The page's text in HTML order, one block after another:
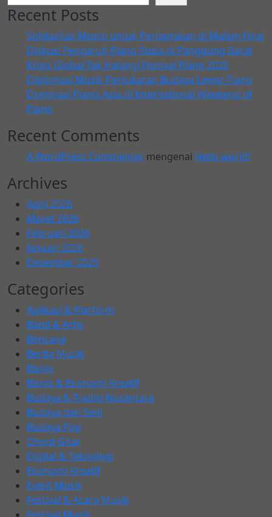
Recent Posts
Solidaritas Musisi untuk Perdamaian di Malam Final
Diskusi Pengaruh Piano Rusia di Panggung Barat
Krisis Global Tak Halangi Festival Piano 2026
Diplomasi Musik Pertukaran Budaya Lewat Piano
Dominasi Pianis Asia di International Weekend of
Piano
Recent Comments
A WordPress Commenter mengenai Hello world!
Archives
April 2026
Maret 2026
Februari 2026
Januari 2026
Desember 2025
Categories
Aplikasi & Platform
Band & Artis
Bencana
Berita Musik
Bisnis
Bisnis & Ekonomi Kreatif
Budaya & Tradisi Nusantara
Budaya dan Seni
Budaya Pop
Chord Gitar
Digital & Teknologi
Ekonomi Kreatif
Event Musik
Festival & Acara Musik